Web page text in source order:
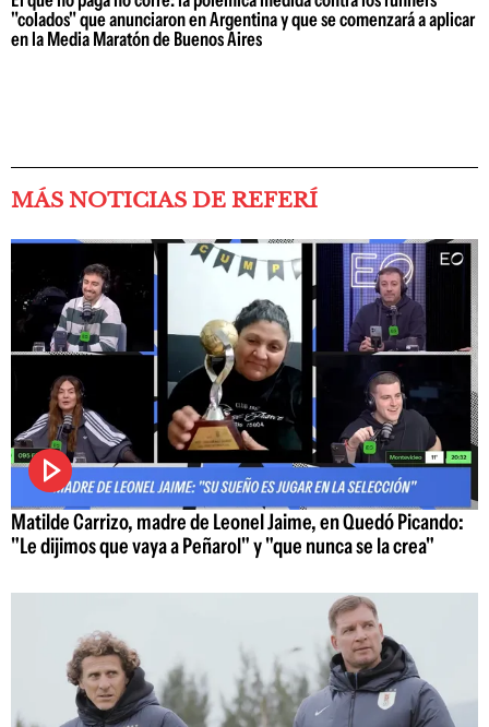
"colados" que anunciaron en Argentina y que se comenzará a aplicar
en la Media Maratón de Buenos Aires
MÁS NOTICIAS DE REFERÍ
Matilde Carrizo, madre de Leonel Jaime, en Quedó Picando:
"Le dijimos que vaya a Peñarol" y "que nunca se la crea"